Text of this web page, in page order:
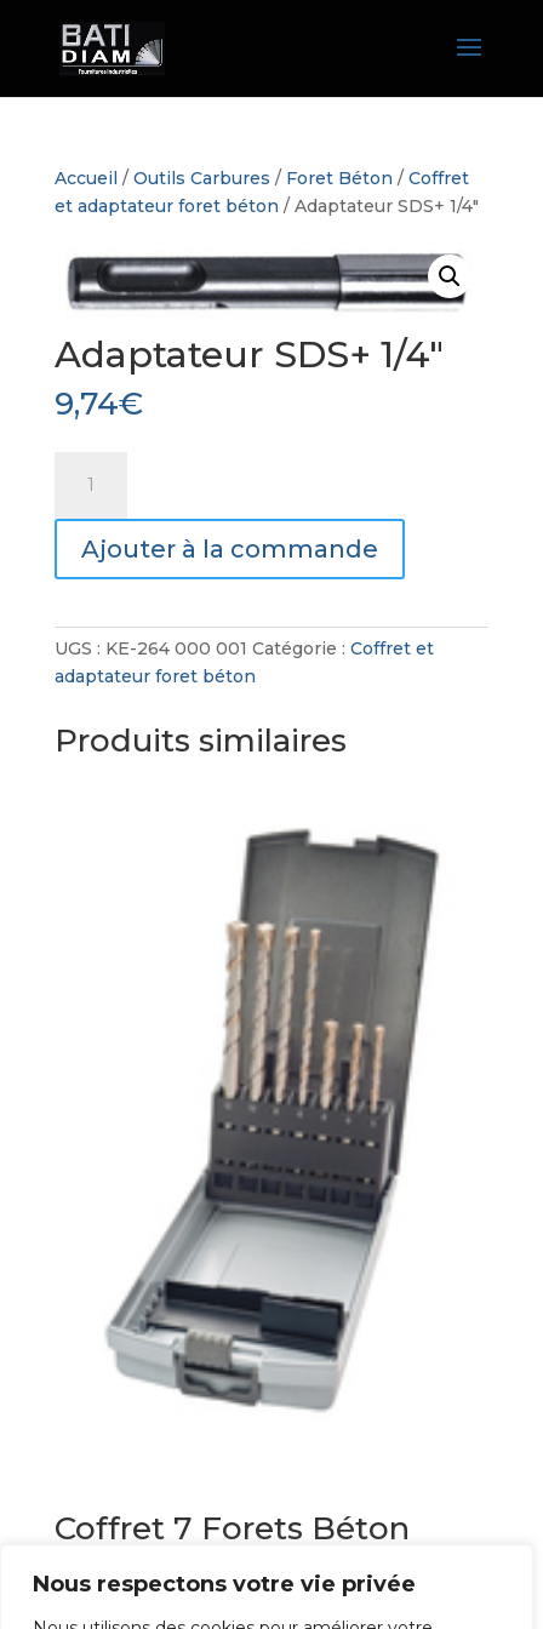
Nous respectons votre vie privée
Accueil / Outils Carbures / Foret Béton / Coffret
et adaptateur foret béton / Adaptateur SDS+ 1/4″
Adaptateur SDS+ 1/4″
9,74€
Adaptateur
SDS+
1/4"
Ajouter à la commande
UGS : KE-264 000 001 Catégorie : Coffret et
adaptateur foret béton
Produits similaires
Coffret 7 Forets Béton